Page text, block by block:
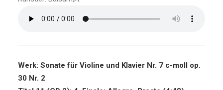
Werk: Sonate für Violine und Klavier Nr. 7 c-moll op.
30 Nr. 2